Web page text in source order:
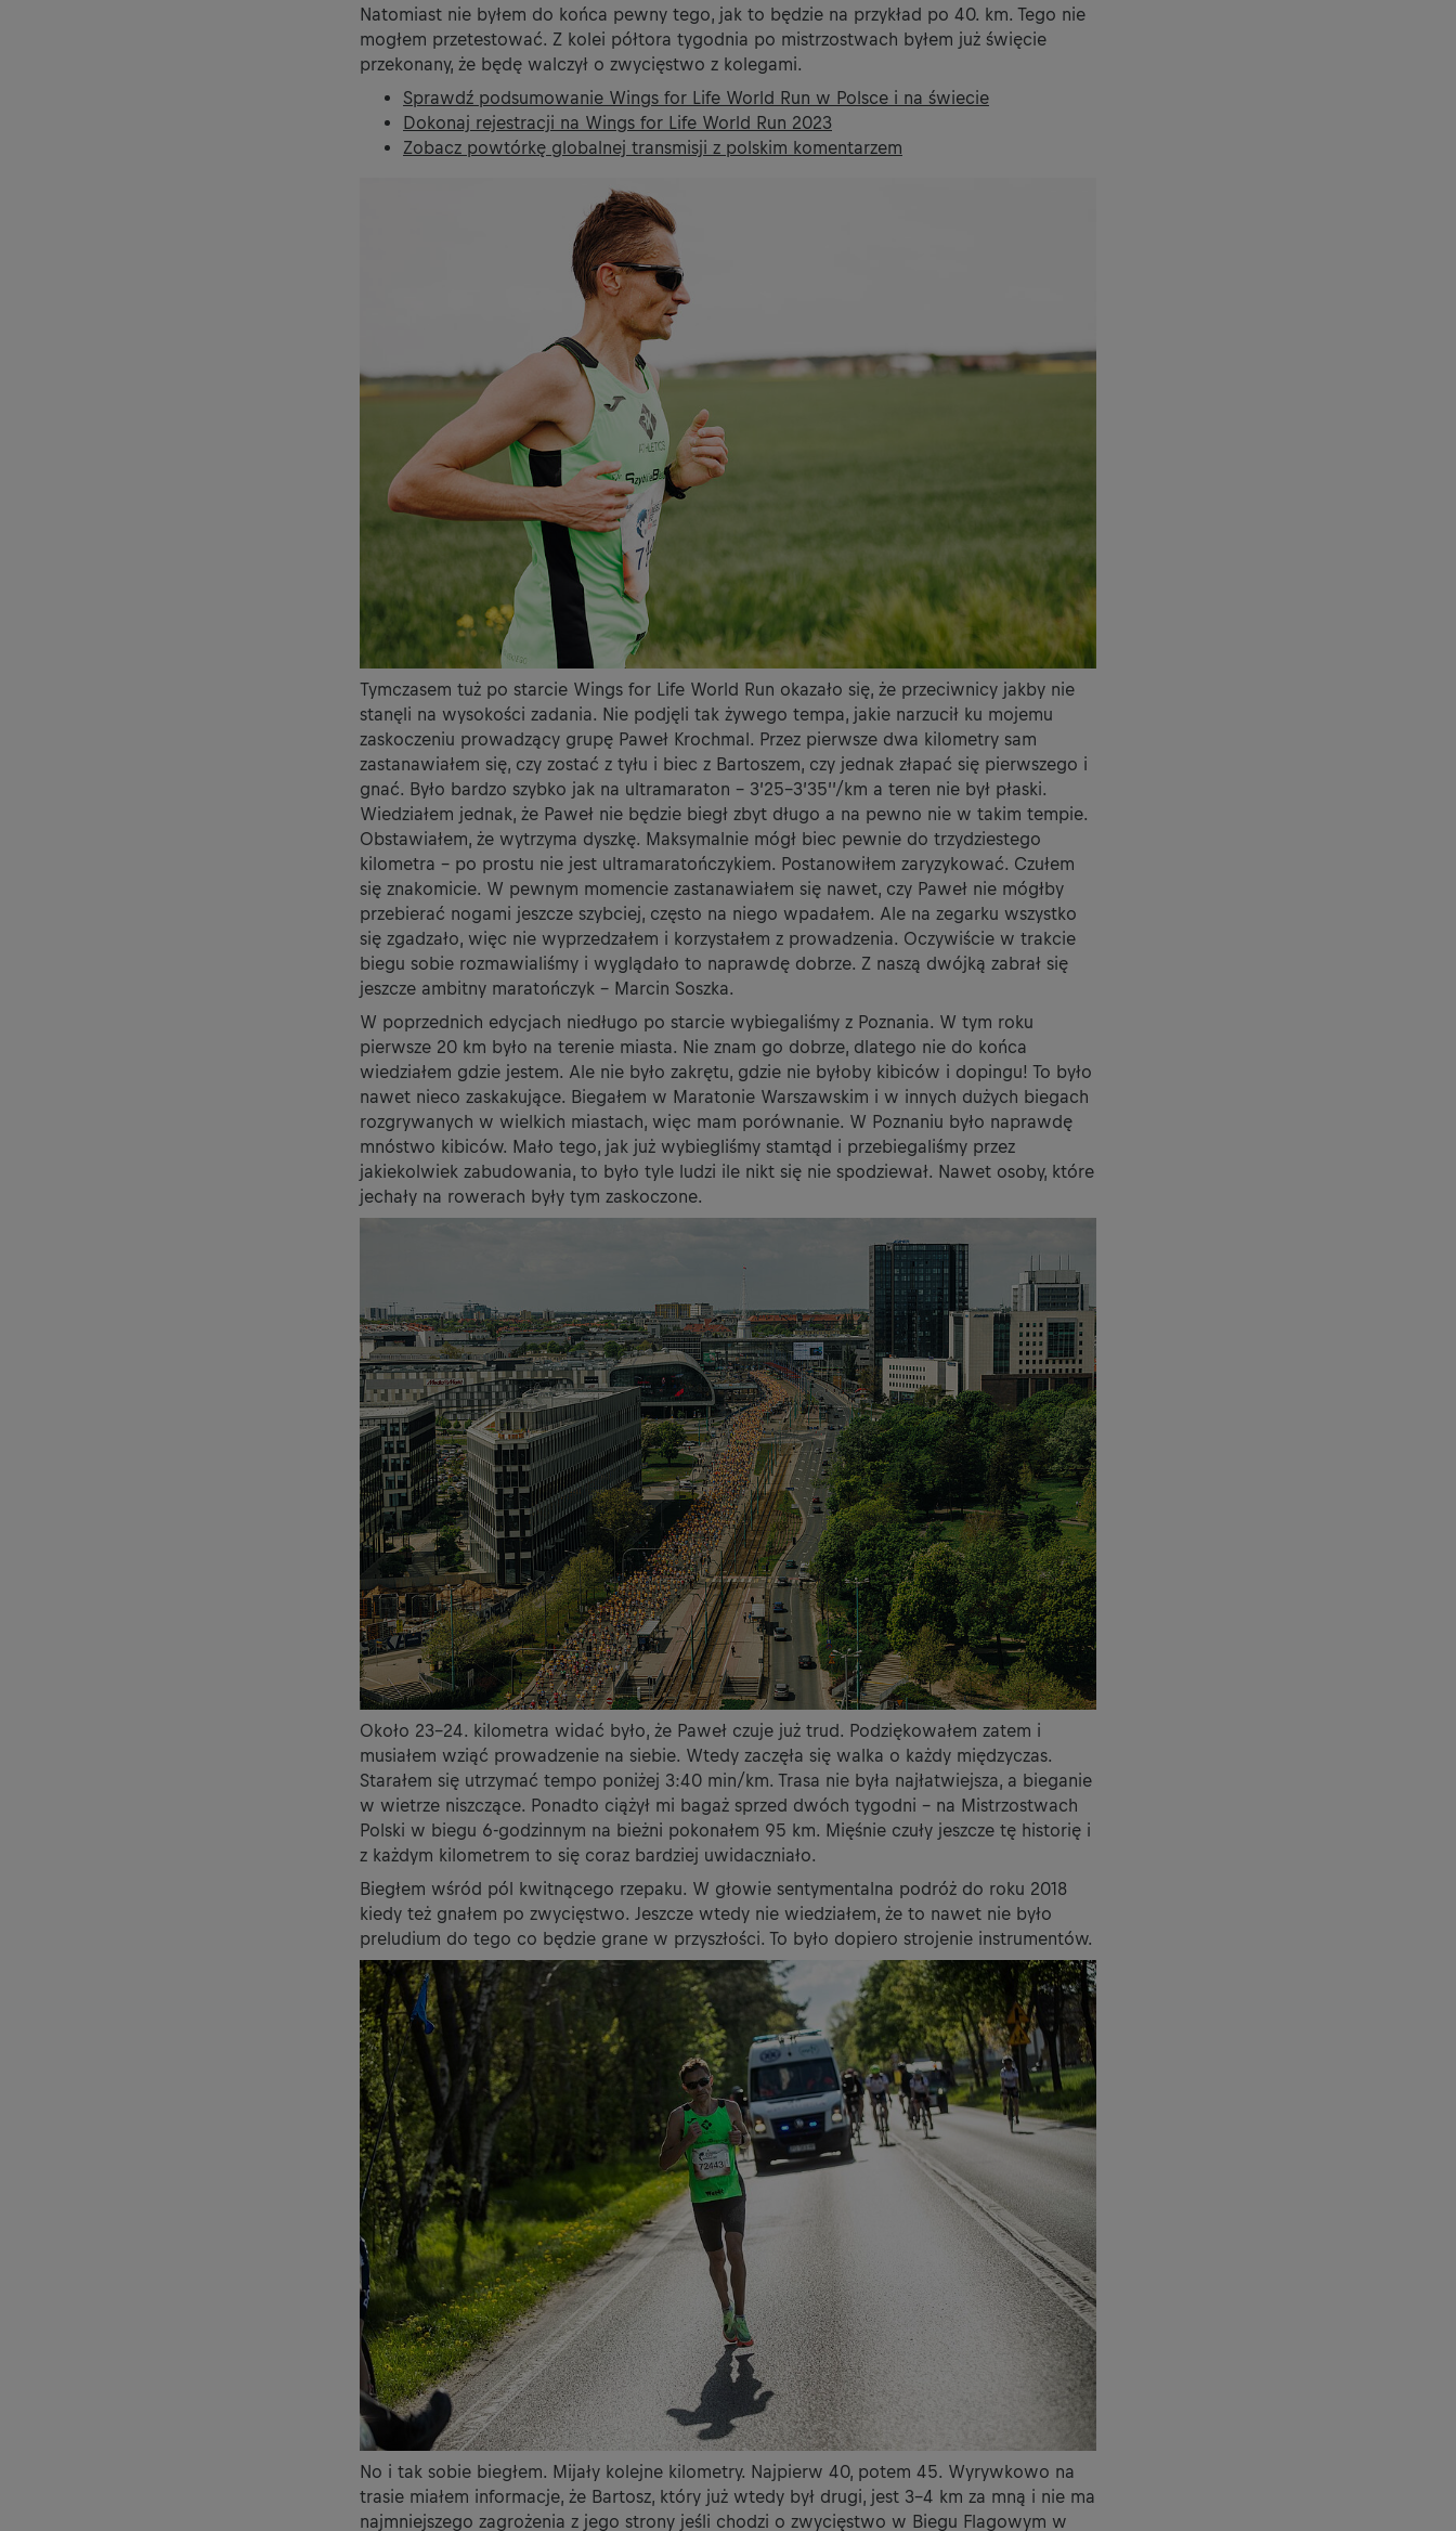
Natomiast nie byłem do końca pewny tego, jak to będzie na przykład po 40. km. Tego nie
mogłem przetestować. Z kolei półtora tygodnia po mistrzostwach byłem już święcie
przekonany, że będę walczył o zwycięstwo z kolegami.
Sprawdź podsumowanie Wings for Life World Run w Polsce i na świecie
Dokonaj rejestracji na Wings for Life World Run 2023
Zobacz powtórkę globalnej transmisji z polskim komentarzem
Tymczasem tuż po starcie Wings for Life World Run okazało się, że przeciwnicy jakby nie
stanęli na wysokości zadania. Nie podjęli tak żywego tempa, jakie narzucił ku mojemu
zaskoczeniu prowadzący grupę Paweł Krochmal. Przez pierwsze dwa kilometry sam
zastanawiałem się, czy zostać z tyłu i biec z Bartoszem, czy jednak złapać się pierwszego i
gnać. Było bardzo szybko jak na ultramaraton – 3’25-3’35’’/km a teren nie był płaski.
Wiedziałem jednak, że Paweł nie będzie biegł zbyt długo a na pewno nie w takim tempie.
Obstawiałem, że wytrzyma dyszkę. Maksymalnie mógł biec pewnie do trzydziestego
kilometra – po prostu nie jest ultramaratończykiem. Postanowiłem zaryzykować. Czułem
się znakomicie. W pewnym momencie zastanawiałem się nawet, czy Paweł nie mógłby
przebierać nogami jeszcze szybciej, często na niego wpadałem. Ale na zegarku wszystko
się zgadzało, więc nie wyprzedzałem i korzystałem z prowadzenia. Oczywiście w trakcie
biegu sobie rozmawialiśmy i wyglądało to naprawdę dobrze. Z naszą dwójką zabrał się
jeszcze ambitny maratończyk – Marcin Soszka.
W poprzednich edycjach niedługo po starcie wybiegaliśmy z Poznania. W tym roku
pierwsze 20 km było na terenie miasta. Nie znam go dobrze, dlatego nie do końca
wiedziałem gdzie jestem. Ale nie było zakrętu, gdzie nie byłoby kibiców i dopingu! To było
nawet nieco zaskakujące. Biegałem w Maratonie Warszawskim i w innych dużych biegach
rozgrywanych w wielkich miastach, więc mam porównanie. W Poznaniu było naprawdę
mnóstwo kibiców. Mało tego, jak już wybiegliśmy stamtąd i przebiegaliśmy przez
jakiekolwiek zabudowania, to było tyle ludzi ile nikt się nie spodziewał. Nawet osoby, które
jechały na rowerach były tym zaskoczone.
Około 23-24. kilometra widać było, że Paweł czuje już trud. Podziękowałem zatem i
musiałem wziąć prowadzenie na siebie. Wtedy zaczęła się walka o każdy międzyczas.
Starałem się utrzymać tempo poniżej 3:40 min/km. Trasa nie była najłatwiejsza, a bieganie
w wietrze niszczące. Ponadto ciążył mi bagaż sprzed dwóch tygodni – na Mistrzostwach
Polski w biegu 6-godzinnym na bieżni pokonałem 95 km. Mięśnie czuły jeszcze tę historię i
z każdym kilometrem to się coraz bardziej uwidaczniało.
Biegłem wśród pól kwitnącego rzepaku. W głowie sentymentalna podróż do roku 2018
kiedy też gnałem po zwycięstwo. Jeszcze wtedy nie wiedziałem, że to nawet nie było
preludium do tego co będzie grane w przyszłości. To było dopiero strojenie instrumentów.
No i tak sobie biegłem. Mijały kolejne kilometry. Najpierw 40, potem 45. Wyrywkowo na
trasie miałem informacje, że Bartosz, który już wtedy był drugi, jest 3-4 km za mną i nie ma
najmniejszego zagrożenia z jego strony jeśli chodzi o zwycięstwo w Biegu Flagowym w